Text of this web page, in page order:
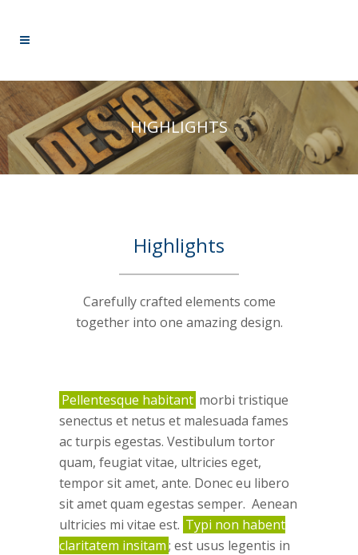
HIGHLIGHTS
Highlights
Carefully crafted elements come
together into one amazing design.
Pellentesque habitant morbi tristique
senectus et netus et malesuada fames
ac turpis egestas. Vestibulum tortor
quam, feugiat vitae, ultricies eget,
tempor sit amet, ante. Donec eu libero
sit amet quam egestas semper. Aenean
ultricies mi vitae est. Typi non habent
claritatem insitam; est usus legentis in